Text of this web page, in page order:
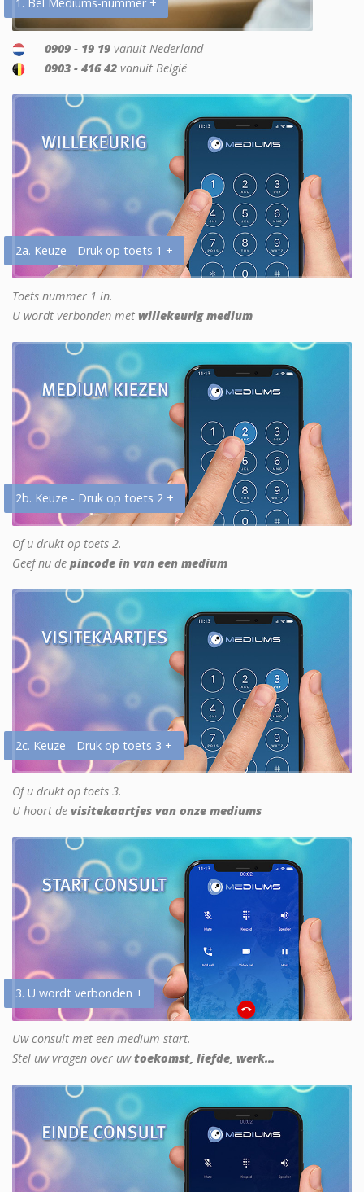
0909 - 19 19 vanuit Nederland
0903 - 416 42 vanuit België
2a. Keuze - Druk op toets 1 +
Toets nummer 1 in.
U wordt verbonden met willekeurig medium
2b. Keuze - Druk op toets 2 +
Of u drukt op toets 2.
Geef nu de pincode in van een medium
2c. Keuze - Druk op toets 3 +
Of u drukt op toets 3.
U hoort de visitekaartjes van onze mediums
3. U wordt verbonden +
Uw consult met een medium start.
Stel uw vragen over uwtoekomst, liefde, werk...